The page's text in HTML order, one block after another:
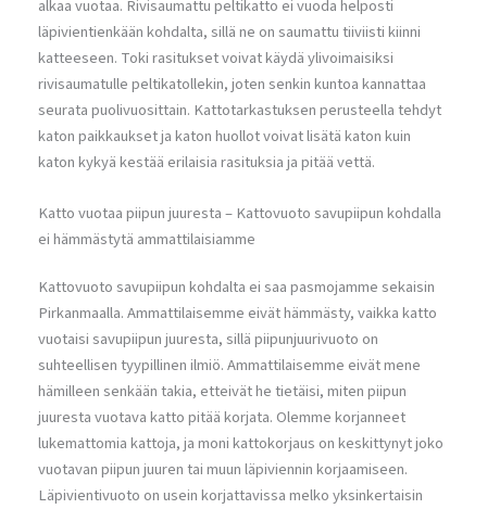
alkaa vuotaa. Rivisaumattu peltikatto ei vuoda helposti
läpivientienkään kohdalta, sillä ne on saumattu tiiviisti kiinni
katteeseen. Toki rasitukset voivat käydä ylivoimaisiksi
rivisaumatulle peltikatollekin, joten senkin kuntoa kannattaa
seurata puolivuosittain. Kattotarkastuksen perusteella tehdyt
katon paikkaukset ja katon huollot voivat lisätä katon kuin
katon kykyä kestää erilaisia rasituksia ja pitää vettä.
Katto vuotaa piipun juuresta – Kattovuoto savupiipun kohdalla
ei hämmästytä ammattilaisiamme
Kattovuoto savupiipun kohdalta ei saa pasmojamme sekaisin
Pirkanmaalla. Ammattilaisemme eivät hämmästy, vaikka katto
vuotaisi savupiipun juuresta, sillä piipunjuurivuoto on
suhteellisen tyypillinen ilmiö. Ammattilaisemme eivät mene
hämilleen senkään takia, etteivät he tietäisi, miten piipun
juuresta vuotava katto pitää korjata. Olemme korjanneet
lukemattomia kattoja, ja moni kattokorjaus on keskittynyt joko
vuotavan piipun juuren tai muun läpiviennin korjaamiseen.
Läpivientivuoto on usein korjattavissa melko yksinkertaisin